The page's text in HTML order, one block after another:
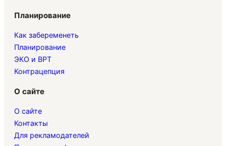
Планирование
Как забеременеть
Планирование
ЭКО и ВРТ
Контрацепция
О сайте
О сайте
Контакты
Для рекламодателей